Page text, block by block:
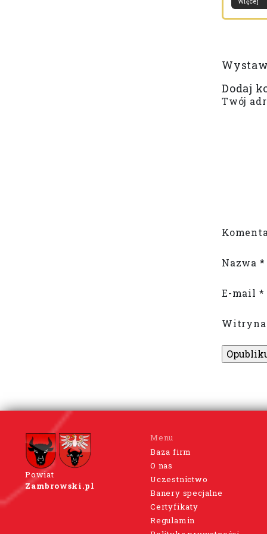
Dodaj
Twój
Nazwa *
E-mail *
Powiat
Zambrowski.pl
Menu
Baza firm
O nas
Uczestnictwo
Banery specjalne
Certyfikaty
Regulamin